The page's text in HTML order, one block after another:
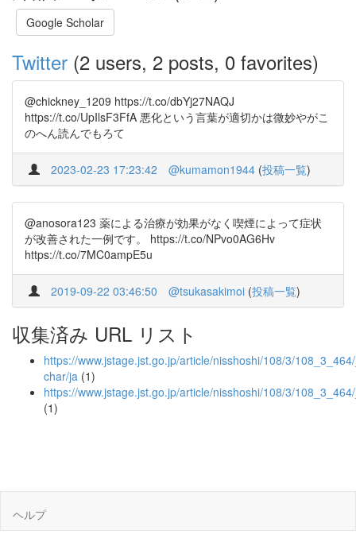
Google Scholar
Twitter (2 users, 2 posts, 0 favorites)
@chickney_1209 https://t.co/dbYj27NAQJ
https://t.co/UpIlsF3FfA 悪化という言葉が適切かは微妙やがこ
のへん読んでもろて
2023-02-23 17:23:42 @kumamon1944 (投稿一覧)
@anosora123 薬による治療が効果がなく喫煙によって症状
が改善された一例です。 https://t.co/NPvo0AG6Hv
https://t.co/7MC0ampE5u
2019-09-22 03:46:50 @tsukasakimoi (投稿一覧)
収集済み URL リスト
https://www.jstage.jst.go.jp/article/nisshoshi/108/3/
char/ja (1)
https://www.jstage.jst.go.jp/article/nisshoshi/108/3/
(1)
ヘルプ